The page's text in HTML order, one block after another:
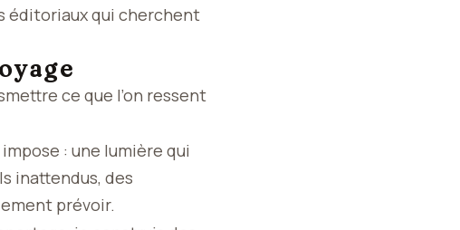
éditoriaux qui cherchent
ce que l’on ressent
: une lumière qui
inattendus, des
prévoir.